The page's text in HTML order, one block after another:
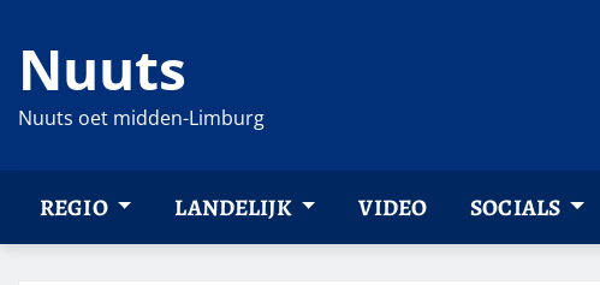
naar
inhoud
Nuuts
Nuuts oet midden-Limburg
REGIO LANDELIJK VIDEO SOCIALS